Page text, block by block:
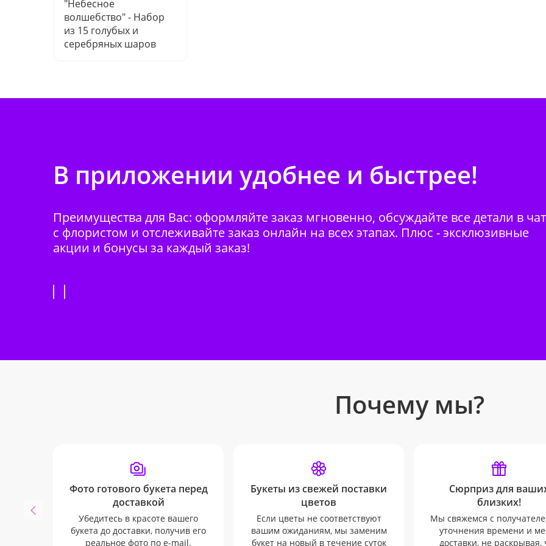
"Небесное
волшебство" - Набор
из 15 голубых и
серебряных шаров
В приложении удобнее и быстрее!
Преимущества для Вас: оформляйте заказ мгновенно, обсуждайте все детали в
с флористом и отслеживайте заказ онлайн на всех этапах. Плюс - эксклюзивные
акции и бонусы за каждый заказ!
Почему мы?
Фото готового букета перед
доставкой
Убедитесь в красоте вашего
букета до доставки, получив его
реальное фото по e-mail.
Букеты из свежей поставки
цветов
Если цветы не соответствуют
вашим ожиданиям, мы заменим
букет на новый в течение суток
Сюрприз для
близких!
Мы свяжемся с
уточнения времени и
доставки, не раскрывая,